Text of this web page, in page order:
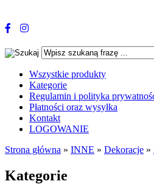
Wszystkie produkty
Kategorie
Regulamin i polityka
Płatności oraz wysyłka
Kontakt
LOGOWANIE
Strona główna » INNE » Dekoracje »
Kategorie